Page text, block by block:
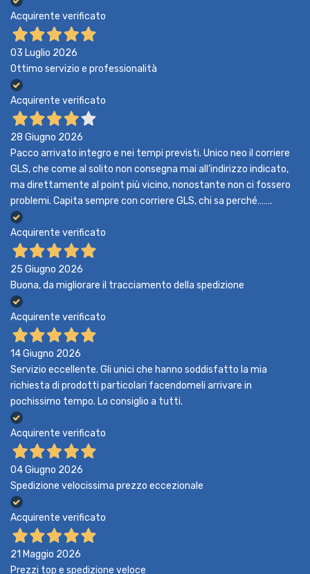
Acquirente verificato
03 Luglio 2026
Ottimo servizio e professionalità
Acquirente verificato
28 Giugno 2026
Pacco arrivato integro e nei tempi previsti. Unico neo il corriere
GLS, che come al solito non consegna mai all’indirizzo indicato,
ma direttamente al point più vicino, nonostante non ci fossero
problemi. Capita sempre con corriere GLS, chi sa perché…….
Acquirente verificato
25 Giugno 2026
Buona, da migliorare il tracciamento della spedizione
Acquirente verificato
14 Giugno 2026
Servizio eccellente. Gli unici che hanno soddisfatto la mia
richiesta di prodotti particolari facendomeli arrivare in
pochissimo tempo. Lo consiglio a tutti.
Acquirente verificato
04 Giugno 2026
Spedizione velocissima prezzo eccezionale
Acquirente verificato
21 Maggio 2026
Prezzi top e spedizione veloce